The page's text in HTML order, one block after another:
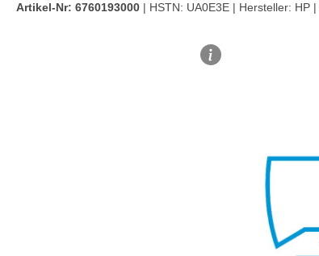
Artikel-Nr: 6760193000 | HSTN: UA0E3E | Hersteller: HP |